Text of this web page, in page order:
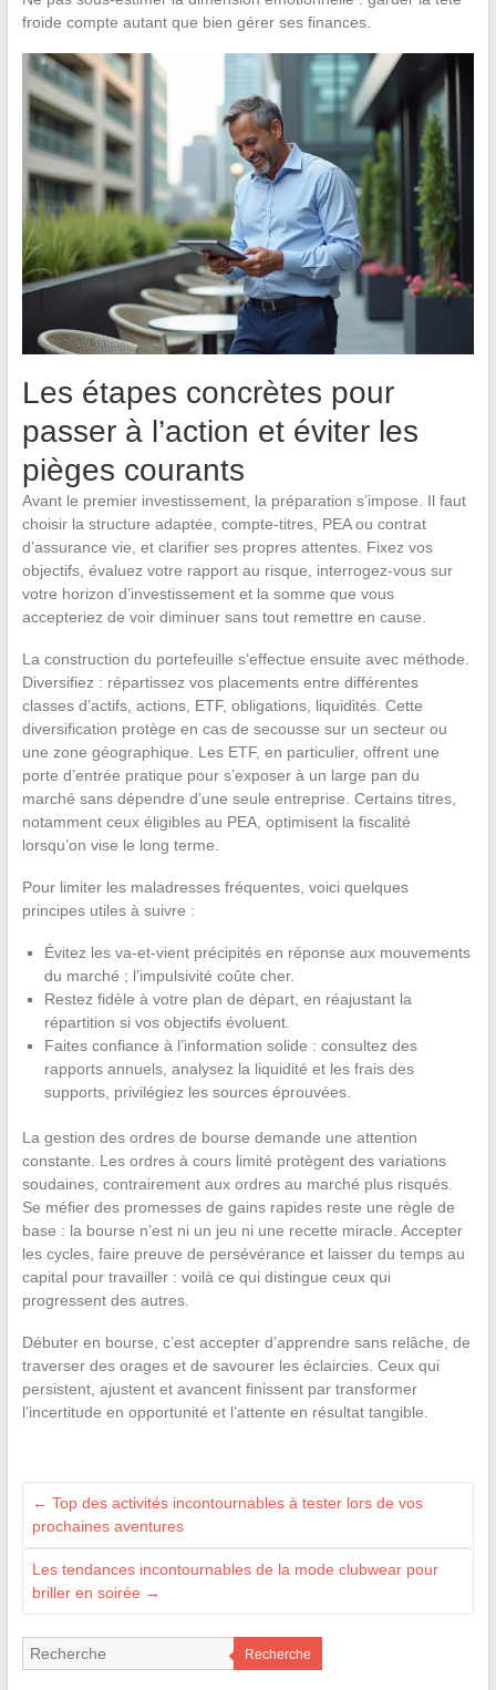
froide compte autant que bien gérer ses finances.
Les étapes concrètes pour
passer à l’action et éviter les
pièges courants
Avant le premier investissement, la préparation s’impose. Il faut
choisir la structure adaptée, compte-titres, PEA ou contrat
d’assurance vie, et clarifier ses propres attentes. Fixez vos
objectifs, évaluez votre rapport au risque, interrogez-vous sur
votre horizon d’investissement et la somme que vous
accepteriez de voir diminuer sans tout remettre en cause.
La construction du portefeuille s’effectue ensuite avec méthode.
Diversifiez : répartissez vos placements entre différentes
classes d’actifs, actions, ETF, obligations, liquidités. Cette
diversification protège en cas de secousse sur un secteur ou
une zone géographique. Les ETF, en particulier, offrent une
porte d’entrée pratique pour s’exposer à un large pan du
marché sans dépendre d’une seule entreprise. Certains titres,
notamment ceux éligibles au PEA, optimisent la fiscalité
lorsqu’on vise le long terme.
Pour limiter les maladresses fréquentes, voici quelques
principes utiles à suivre :
Évitez les va-et-vient précipités en réponse aux mouvements
du marché ; l’impulsivité coûte cher.
Restez fidèle à votre plan de départ, en réajustant la
répartition si vos objectifs évoluent.
Faites confiance à l’information solide : consultez des
rapports annuels, analysez la liquidité et les frais des
supports, privilégiez les sources éprouvées.
La gestion des ordres de bourse demande une attention
constante. Les ordres à cours limité protègent des variations
soudaines, contrairement aux ordres au marché plus risqués.
Se méfier des promesses de gains rapides reste une règle de
base : la bourse n’est ni un jeu ni une recette miracle. Accepter
les cycles, faire preuve de persévérance et laisser du temps au
capital pour travailler : voilà ce qui distingue ceux qui
progressent des autres.
Débuter en bourse, c’est accepter d’apprendre sans relâche, de
traverser des orages et de savourer les éclaircies. Ceux qui
persistent, ajustent et avancent finissent par transformer
l’incertitude en opportunité et l’attente en résultat tangible.
← Top des activités incontournables à tester lors de vos
prochaines aventures
Les tendances incontournables de la mode clubwear pour
briller en soirée →
Recherche